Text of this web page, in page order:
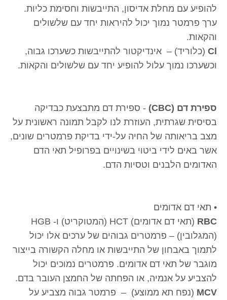
להופיע עם מחלת אדיסון, התייבשות וחסימת כליות.
ערך פרמטר נמוך יכול להיראות יחד עם שלשולים
והקאות.
Cl (כלוריד) – אינדיקטור להתייבשות כשערכו גבוה,
וכשערכו נמוך עלול להופיע יחד עם שלשולים והקאות.
ספירת דם (CBC)
- ספירת דם מתבצעת כבדיקה
בסיסית שגרתית, העוזרת לנו לקבל תמונה ראשונית על
מצב בריאותה של החיה על-ידי בדיקת פרמטרים שונים,
אשר באים לידי ביטוי בשינויים בפרופיל תאי הדם
האדומים הלבנים וטסיות הדם.
• תאי דם אדומים
RBC
(תאי דם אדומים) HCT (המטוקריט) ו- HGB
(המגלובין) – פרמטרים גבוהים של ערכים אלו יכול
לתמוך באבחון של התייבשות או מחלה הקשורה בייצור
מוגבר של תאי דם אדומים. פרמטרים נמוכים יכול
להצביע על אנמיה, או הפחתה של החמצן העובר בדם.
MCV (נפח תא ממוצע) – פרמטר גבוה מצביע על